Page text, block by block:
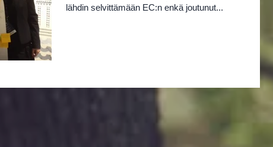
lähdin selvittämään EC:n enkä joutunut...